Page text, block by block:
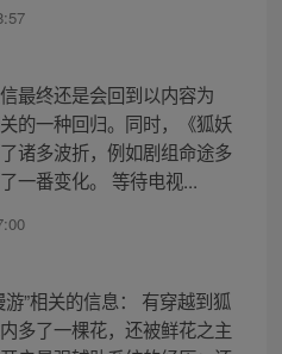
最终还是会回到以内容为
的一种回归。同时，《狐妖
诸多波折，例如剧组命途多
一番变化。 等待电视...
”相关的信息： 有穿越到狐
多了一棵花，还被鲜花之主